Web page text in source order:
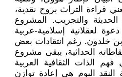
قراءة التراث بروح نقدية،
والتجريب. المشروع
لعقلانية إسلامية-عربية
خلدون. رغم انتقادات بعض
الحداثية، يبقى مشروع
الذات الثقافية العربية
اليوم هي إعادة توازن